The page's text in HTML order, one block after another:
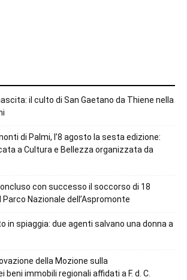
il culto di San Gaetano da Thiene nella
di Palmi, l’8 agosto la sesta edizione:
a Cultura e Bellezza organizzata da
con successo il soccorso di 18
Nazionale dell’Aspromonte
in spiaggia: due agenti salvano una donna a
della Mozione sulla
beni immobili regionali affidati a F. d. C.